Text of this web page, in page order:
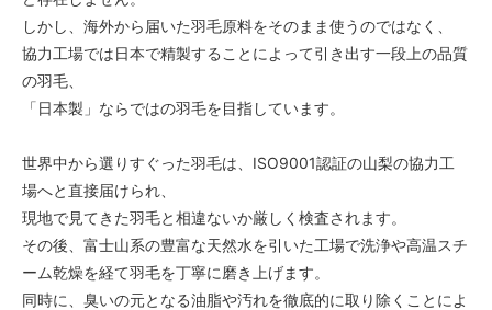
しかし、海外から届いた羽毛原料をそのまま使うのではなく、
協力工場では日本で精製することによって引き出す一段上の品質
の羽毛、
「日本製」ならではの羽毛を目指しています。
世界中から選りすぐった羽毛は、ISO9001認証の山梨の協力工
場へと直接届けられ、
現地で見てきた羽毛と相違ないか厳しく検査されます。
その後、富士山系の豊富な天然水を引いた工場で洗浄や高温スチ
ーム乾燥を経て羽毛を丁寧に磨き上げます。
同時に、臭いの元となる油脂や汚れを徹底的に取り除くことによ